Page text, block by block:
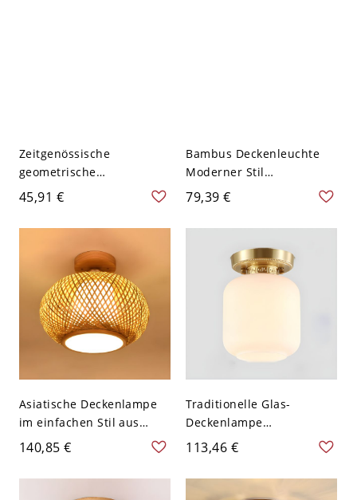
Zeitgenössische
geometrische
Deckenleuchte mit
Kristall, 1-flammig -
Schwarz 110V-120V Latern
45,91 €
Bambus Deckenleuchte
Moderner Stil
Deckenmontage-
Lichtvorrichtung - 110V-
120V Latern
79,39 €
Asiatische Deckenlampe
im einfachen Stil aus
Bambus in geometrischer
Form für Balkon und Flur -
110V-120V 35,56 cm
140,85 €
Traditionelle Glas-
Deckenlampe
Wohnzimmer Flush Mount
Beleuchtungseinrichtung
- 110V-120V Latern
113,46 €